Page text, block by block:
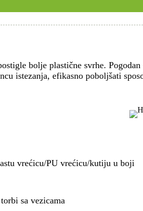
bolje plastične svrhe.
istezanja, efikasno poboljšati
vrećicu/PU vrećicu/kutiju u boji
sa vezicama